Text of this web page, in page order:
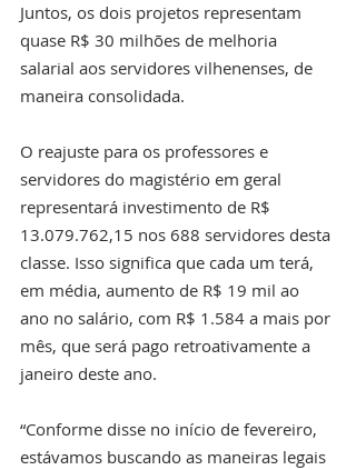
Juntos, os dois projetos representam
quase R$ 30 milhões de melhoria
salarial aos servidores vilhenenses, de
maneira consolidada.
O reajuste para os professores e
servidores do magistério em geral
representará investimento de R$
13.079.762,15 nos 688 servidores desta
classe. Isso significa que cada um terá,
em média, aumento de R$ 19 mil ao
ano no salário, com R$ 1.584 a mais por
mês, que será pago retroativamente a
janeiro deste ano.
“Conforme disse no início de fevereiro,
estávamos buscando as maneiras legais